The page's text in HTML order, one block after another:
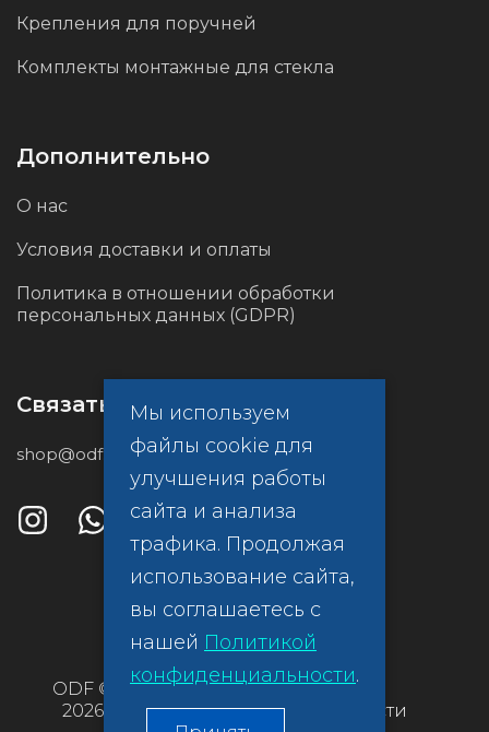
Крепления для поручней
Комплекты монтажные для стекла
Дополнительно
О нас
Условия доставки и оплаты
Политика в отношении обработки
персональных данных (GDPR)
Связаться с нами
shop@odf.global
ODF ©
2026
Политика
конфиденциальности
Мы используем
файлы cookie для
улучшения работы
сайта и анализа
трафика. Продолжая
использование сайта,
вы соглашаетесь с
нашей Политикой
конфиденциальности.